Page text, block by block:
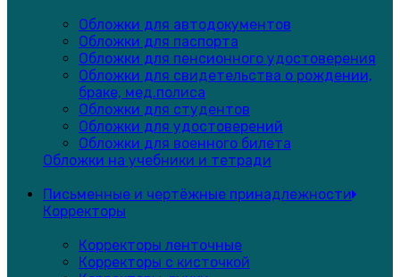
Обложки для автодокументов
Обложки для паспорта
Обложки для пенсионного удостоверения
Обложки для свидетельства о рождении,
браке, мед.полиса
Обложки для студентов
Обложки для удостоверений
Обложки для военного билета
Обложки на учебники и тетради
Письменные и чертёжные принадлежности
Корректоры
Корректоры ленточные
Корректоры с кисточкой